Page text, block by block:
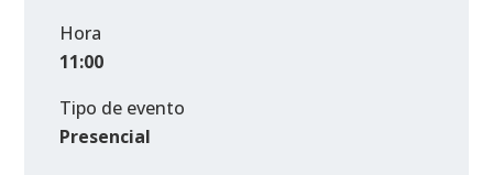
Hora
11:00
Tipo de evento
Presencial